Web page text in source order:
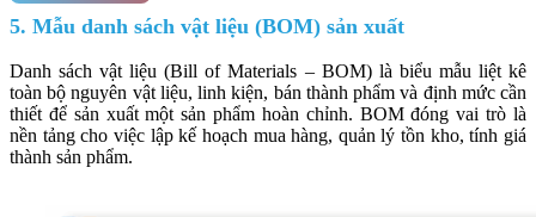
5. Mẫu danh sách vật liệu (BOM) sản xuất
Danh sách vật liệu (Bill of Materials – BOM) là biểu mẫu liệt kê
toàn bộ nguyên vật liệu, linh kiện, bán thành phẩm và định mức cần
thiết để sản xuất một sản phẩm hoàn chỉnh. BOM đóng vai trò là
nền tảng cho việc lập kế hoạch mua hàng, quản lý tồn kho, tính giá
thành sản phẩm.